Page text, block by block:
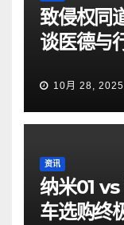
致侵权同
谈医德与
10月 28, 2025
资讯
纳米01
车选购终